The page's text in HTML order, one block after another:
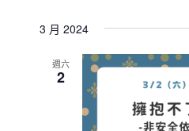
3 月 2024
週六
2